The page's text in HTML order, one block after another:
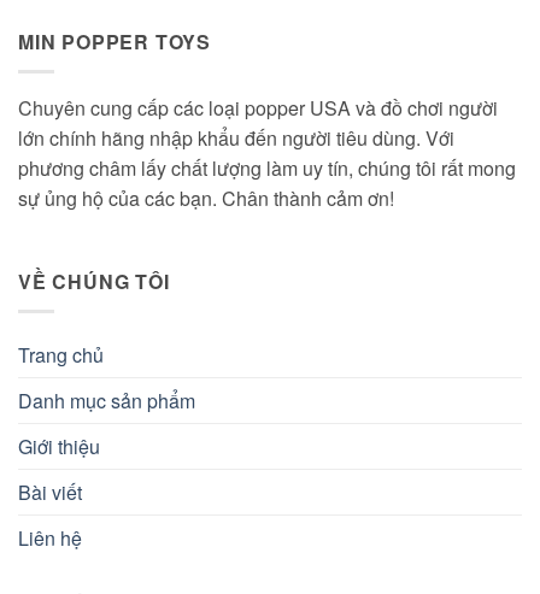
MIN POPPER TOYS
Chuyên cung cấp các loại popper USA và đồ chơi người
lớn chính hãng nhập khẩu đến người tiêu dùng. Với
phương châm lấy chất lượng làm uy tín, chúng tôi rất mong
sự ủng hộ của các bạn. Chân thành cảm ơn!
VỀ CHÚNG TÔI
Trang chủ
Danh mục sản phẩm
Giới thiệu
Bài viết
Liên hệ